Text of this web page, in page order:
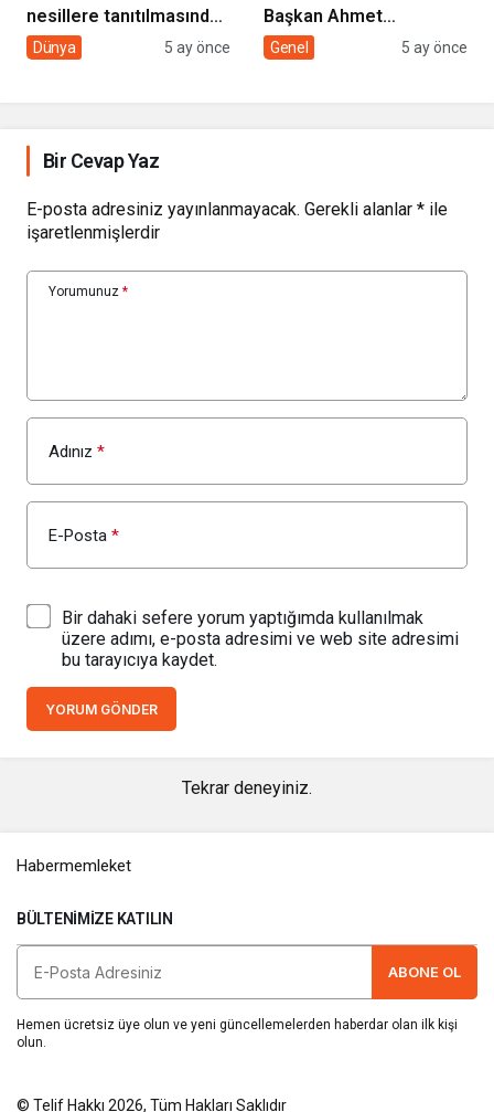
nesillere tanıtılmasında
sivil toplumun rolü
Dünya 5 ay önce
Başkan Ahmet
Çolakbayrakdar ile
Genel 5 ay önce
Bir Cevap Yaz
E-posta adresiniz yayınlanmayacak. Gerekli alanlar * ile
işaretlenmişlerdir
Yorumunuz *
Adınız *
E-Posta *
Bir dahaki sefere yorum yaptığımda kullanılmak
üzere adımı, e-posta adresimi ve web site adresimi
bu tarayıcıya kaydet.
YORUM GÖNDER
Tekrar deneyiniz.
Habermemleket
BÜLTENIMIZE KATILIN
ABONE OL
Hemen ücretsiz üye olun ve yeni güncellemelerden haberdar olan ilk kişi
olun.
© Telif Hakkı 2026, Tüm Hakları Saklıdır